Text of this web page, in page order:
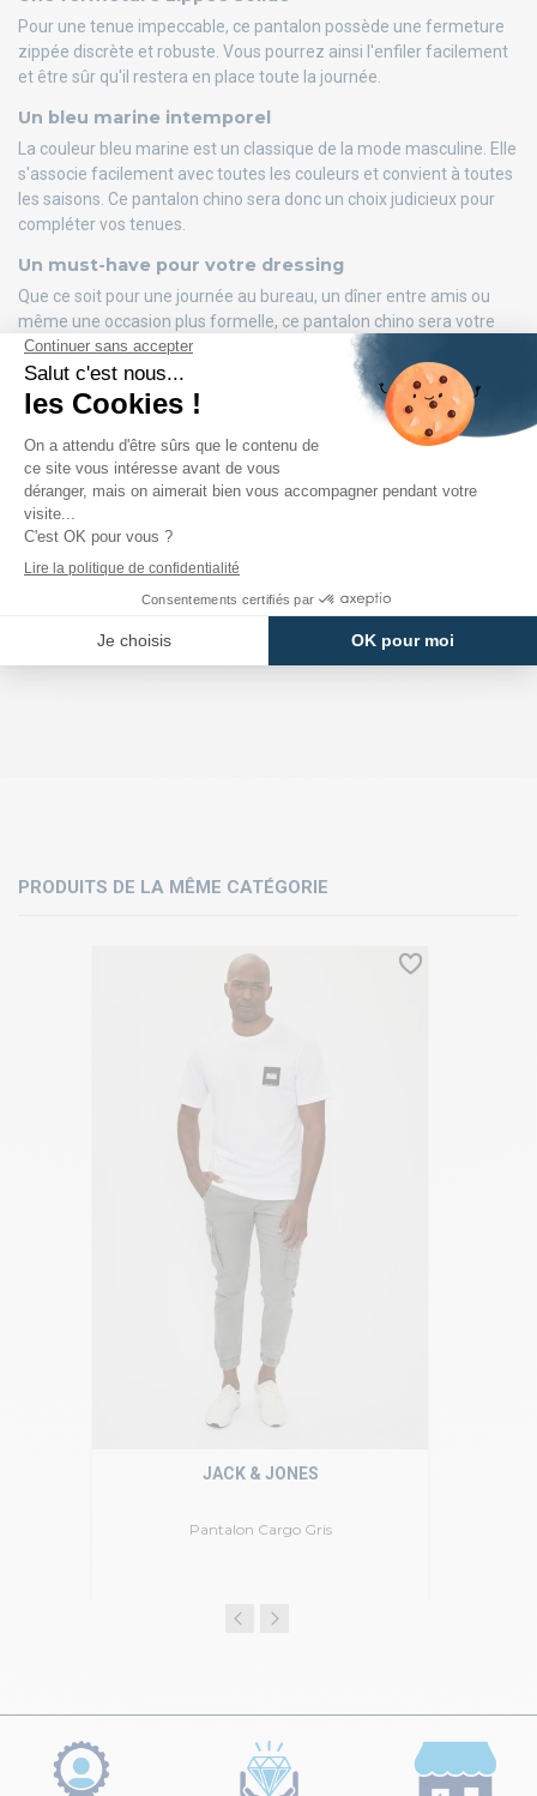
Pour une tenue impeccable, ce pantalon possède une fermeture
zippée discrète et robuste. Vous pourrez ainsi l'enfiler facilement
et être sûr qu'il restera en place toute la journée.
Un bleu marine intemporel
La couleur bleu marine est un classique de la mode masculine. Elle
s'associe facilement avec toutes les couleurs et convient à toutes
les saisons. Ce pantalon chino sera donc un choix judicieux pour
compléter vos tenues.
Un must-have pour votre dressing
Que ce soit pour une journée au bureau, un dîner entre amis ou
même une occasion plus formelle, ce pantalon chino sera votre
allié mode. Associez-le avec une chemise pour un look chic, ou
avec un t-shirt pour un style plus décontracté.
DÉTAILS DU PRODUIT
PRODUITS DE LA MÊME CATÉGORIE
Pantalon Cargo Gris
JACK & JONES